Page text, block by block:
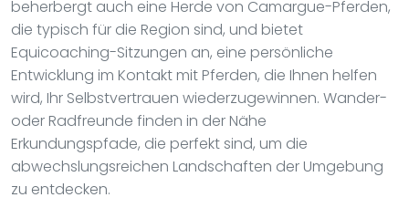
beherbergt auch eine Herde von Camargue-Pferden,
die typisch für die Region sind, und bietet
Equicoaching-Sitzungen an, eine persönliche
Entwicklung im Kontakt mit Pferden, die Ihnen helfen
wird, Ihr Selbstvertrauen wiederzugewinnen. Wander-
oder Radfreunde finden in der Nähe
Erkundungspfade, die perfekt sind, um die
abwechslungsreichen Landschaften der Umgebung
zu entdecken.